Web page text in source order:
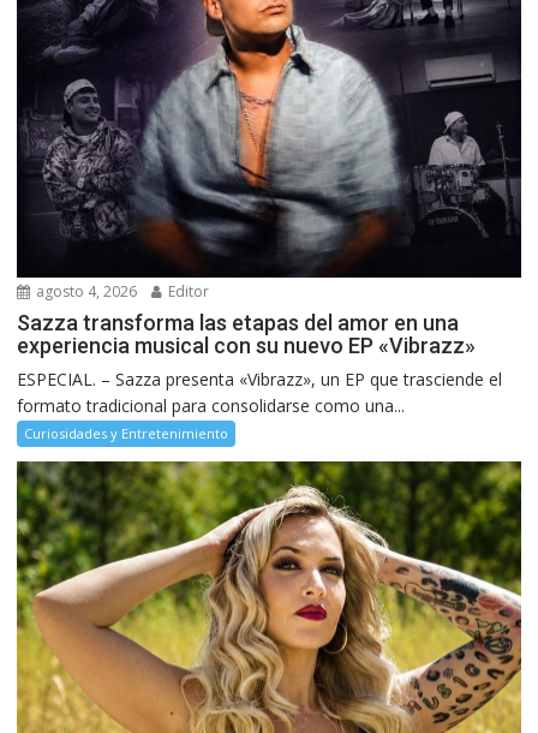
agosto 4, 2026 Editor
Sazza transforma las etapas del amor en una
experiencia musical con su nuevo EP «Vibrazz»
ESPECIAL. – Sazza presenta «Vibrazz», un EP que trasciende el
formato tradicional para consolidarse como una...
Curiosidades y Entretenimiento